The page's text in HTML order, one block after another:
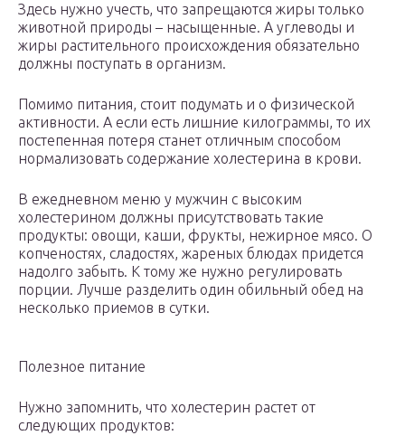
Здесь нужно учесть, что запрещаются жиры только
животной природы – насыщенные. А углеводы и
жиры растительного происхождения обязательно
должны поступать в организм.
Помимо питания, стоит подумать и о физической
активности. А если есть лишние килограммы, то их
постепенная потеря станет отличным способом
нормализовать содержание холестерина в крови.
В ежедневном меню у мужчин с высоким
холестерином должны присутствовать такие
продукты: овощи, каши, фрукты, нежирное мясо. О
копченостях, сладостях, жареных блюдах придется
надолго забыть. К тому же нужно регулировать
порции. Лучше разделить один обильный обед на
несколько приемов в сутки.
Полезное питание
Нужно запомнить, что холестерин растет от
следующих продуктов: